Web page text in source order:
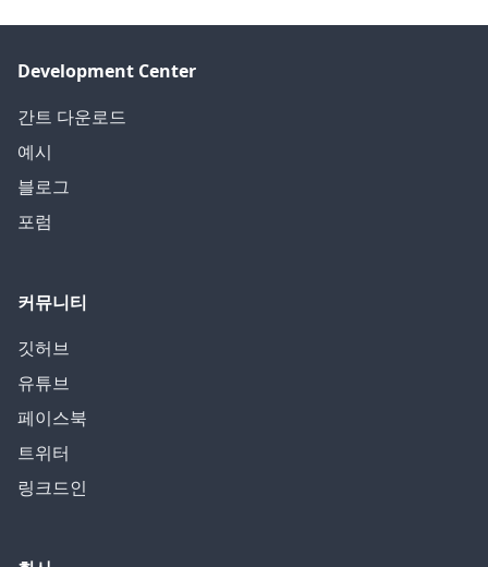
Development Center
간트 다운로드
예시
블로그
포럼
커뮤니티
깃허브
유튜브
페이스북
트위터
링크드인